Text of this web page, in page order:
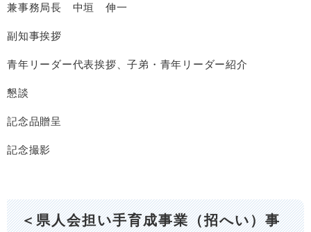
兼事務局長 中垣 伸一
副知事挨拶
青年リーダー代表挨拶、子弟・青年リーダー紹介
懇談
記念品贈呈
記念撮影
＜県人会担い手育成事業（招へい）事